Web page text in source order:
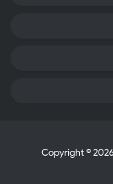
Copyright ©2026